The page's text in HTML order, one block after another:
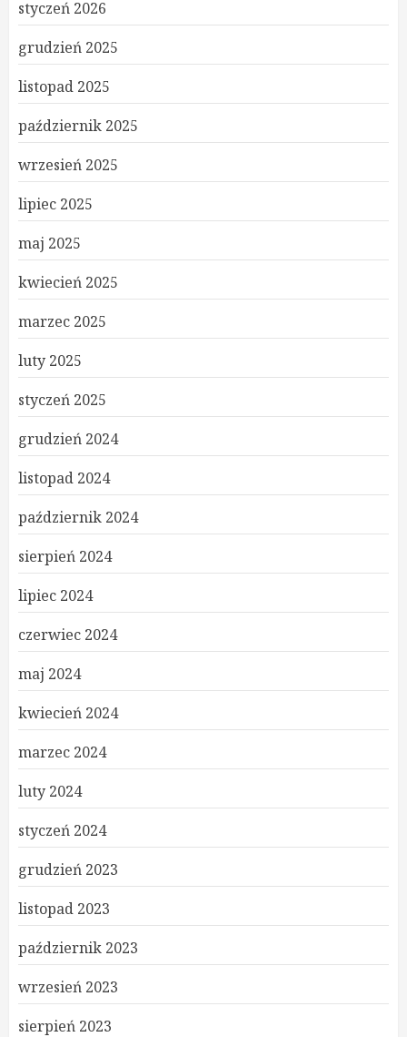
styczeń 2026
grudzień 2025
listopad 2025
październik 2025
wrzesień 2025
lipiec 2025
maj 2025
kwiecień 2025
marzec 2025
luty 2025
styczeń 2025
grudzień 2024
listopad 2024
październik 2024
sierpień 2024
lipiec 2024
czerwiec 2024
maj 2024
kwiecień 2024
marzec 2024
luty 2024
styczeń 2024
grudzień 2023
listopad 2023
październik 2023
wrzesień 2023
sierpień 2023